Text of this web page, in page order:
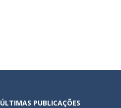
ÚLTIMAS PUBLICAÇÕES